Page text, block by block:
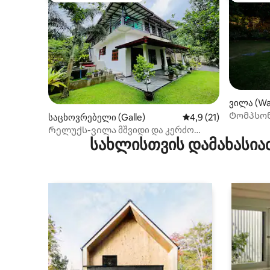
საცხოვრებელი (Galle) საშუალო
4,9 (21)
Რელუქს-ვილა მშვიდი და კერძო
საცხოვრებელი
ვილა
სახლისთვის